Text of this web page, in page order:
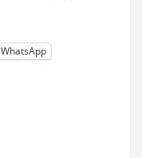
WhatsApp